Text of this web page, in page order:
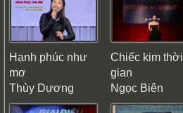
Hạnh phúc như
mơ
Thùy Dương
Chiếc kim thời
gian
Ngọc Biên